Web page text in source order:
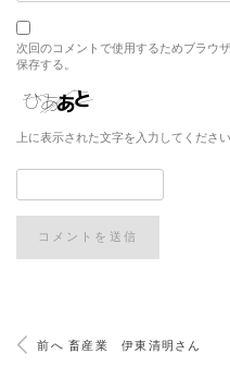
次回のコメントで使用するためブラウ
保存する。
上に表示された文字を入力してください
前へ 畜産業 伊東清明さん